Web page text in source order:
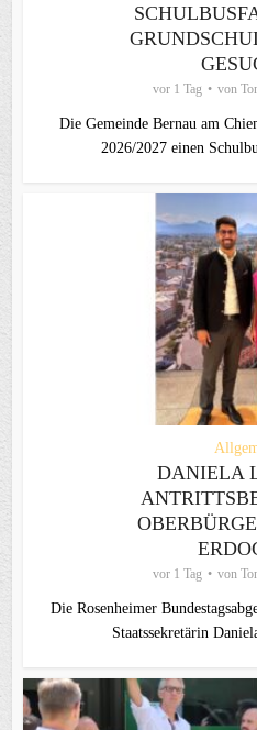
vor 1 Tag von
Die Gemeinde Bernau am
2026/2027 einen
DANIELA
vor 1 Tag von
Die Rosenheimer
Staatssekretärin